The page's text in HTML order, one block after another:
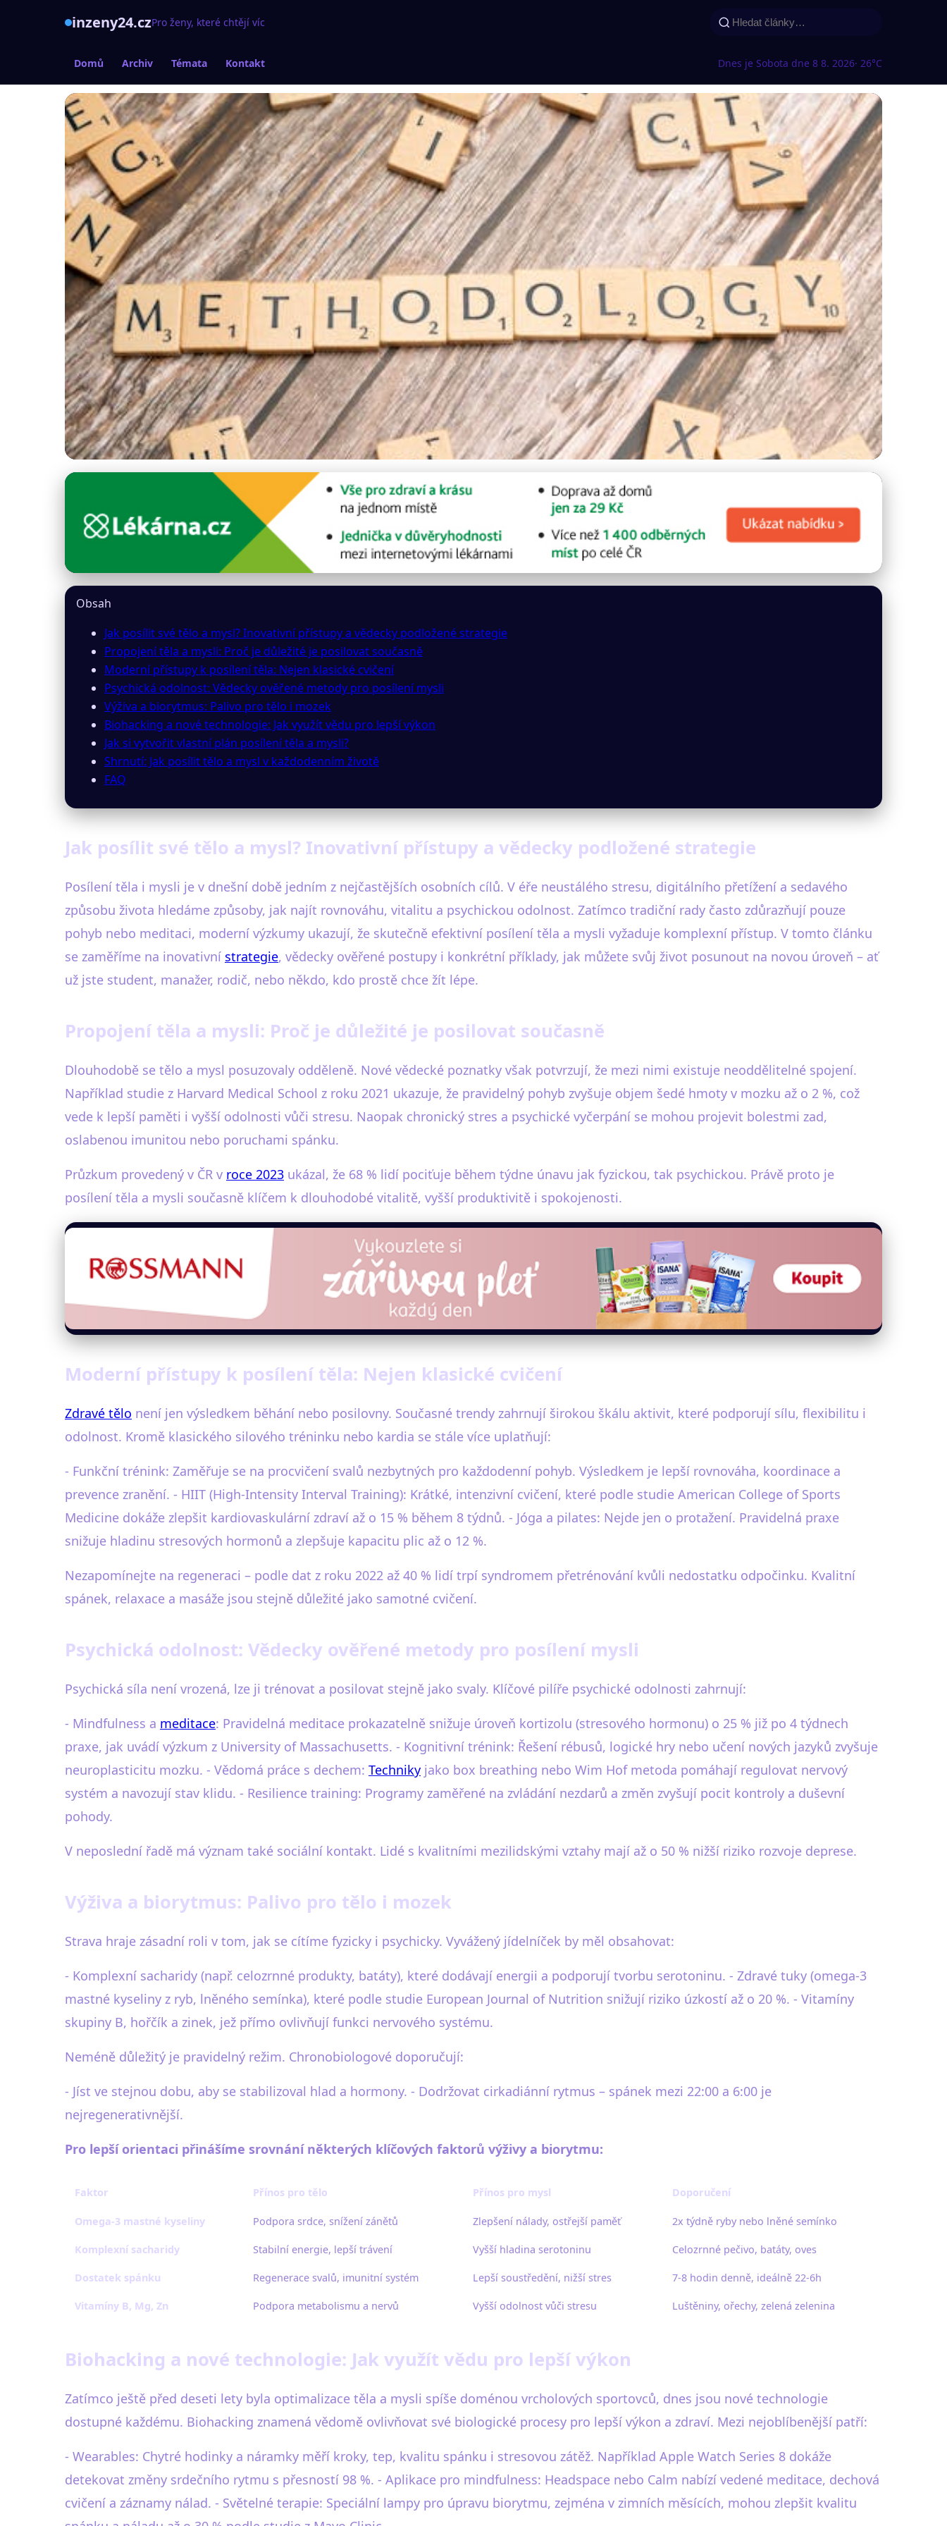
inzeny24.czPro ženy, které chtějí víc
Domů Archiv Témata Kontakt Dnes je Sobota dne 8 8. 2026· 26°C
Posilujte tělo a mysl: Efektivní strategie a vědecké metody
· 9 min čtení · Autor: Jana Pavlíková
Obsah
Jak posílit své tělo a mysl? Inovativní přístupy a vědecky podložené strategie
Propojení těla a mysli: Proč je důležité je posilovat současně
Moderní přístupy k posílení těla: Nejen klasické cvičení
Psychická odolnost: Vědecky ověřené metody pro posílení mysli
Výživa a biorytmus: Palivo pro tělo i mozek
Biohacking a nové technologie: Jak využít vědu pro lepší výkon
Jak si vytvořit vlastní plán posílení těla a mysli?
Shrnutí: Jak posílit tělo a mysl v každodenním životě
FAQ
Jak posílit své tělo a mysl? Inovativní přístupy a vědecky podložené strategie
Posílení těla i mysli je v dnešní době jedním z nejčastějších osobních cílů. V éře neustálého stresu, digitálního přetížení a sedavého
způsobu života hledáme způsoby, jak najít rovnováhu, vitalitu a psychickou odolnost. Zatímco tradiční rady často zdůrazňují pouze
pohyb nebo meditaci, moderní výzkumy ukazují, že skutečně efektivní posílení těla a mysli vyžaduje komplexní přístup. V tomto článku
se zaměříme na inovativní strategie, vědecky ověřené postupy i konkrétní příklady, jak můžete svůj život posunout na novou úroveň – ať
už jste student, manažer, rodič, nebo někdo, kdo prostě chce žít lépe.
Propojení těla a mysli: Proč je důležité je posilovat současně
Dlouhodobě se tělo a mysl posuzovaly odděleně. Nové vědecké poznatky však potvrzují, že mezi nimi existuje neoddělitelné spojení.
Například studie z Harvard Medical School z roku 2021 ukazuje, že pravidelný pohyb zvyšuje objem šedé hmoty v mozku až o 2 %, což
vede k lepší paměti i vyšší odolnosti vůči stresu. Naopak chronický stres a psychické vyčerpání se mohou projevit bolestmi zad,
oslabenou imunitou nebo poruchami spánku.
Průzkum provedený v ČR v roce 2023 ukázal, že 68 % lidí pociťuje během týdne únavu jak fyzickou, tak psychickou. Právě proto je
posílení těla a mysli současně klíčem k dlouhodobé vitalitě, vyšší produktivitě i spokojenosti.
Moderní přístupy k posílení těla: Nejen klasické cvičení
Zdravé tělo není jen výsledkem běhání nebo posilovny. Současné trendy zahrnují širokou škálu aktivit, které podporují sílu, flexibilitu i
odolnost. Kromě klasického silového tréninku nebo kardia se stále více uplatňují:
- Funkční trénink: Zaměřuje se na procvičení svalů nezbytných pro každodenní pohyb. Výsledkem je lepší rovnováha, koordinace a
prevence zranění. - HIIT (High-Intensity Interval Training): Krátké, intenzivní cvičení, které podle studie American College of Sports
Medicine dokáže zlepšit kardiovaskulární zdraví až o 15 % během 8 týdnů. - Jóga a pilates: Nejde jen o protažení. Pravidelná praxe
snižuje hladinu stresových hormonů a zlepšuje kapacitu plic až o 12 %.
Nezapomínejte na regeneraci – podle dat z roku 2022 až 40 % lidí trpí syndromem přetrénování kvůli nedostatku odpočinku. Kvalitní
spánek, relaxace a masáže jsou stejně důležité jako samotné cvičení.
Psychická odolnost: Vědecky ověřené metody pro posílení mysli
Psychická síla není vrozená, lze ji trénovat a posilovat stejně jako svaly. Klíčové pilíře psychické odolnosti zahrnují:
- Mindfulness a meditace: Pravidelná meditace prokazatelně snižuje úroveň kortizolu (stresového hormonu) o 25 % již po 4 týdnech
praxe, jak uvádí výzkum z University of Massachusetts. - Kognitivní trénink: Řešení rébusů, logické hry nebo učení nových jazyků zvyšuje
neuroplasticitu mozku. - Vědomá práce s dechem: Techniky jako box breathing nebo Wim Hof metoda pomáhají regulovat nervový
systém a navozují stav klidu. - Resilience training: Programy zaměřené na zvládání nezdarů a změn zvyšují pocit kontroly a duševní
pohody.
V neposlední řadě má význam také sociální kontakt. Lidé s kvalitními mezilidskými vztahy mají až o 50 % nižší riziko rozvoje deprese.
Výživa a biorytmus: Palivo pro tělo i mozek
Strava hraje zásadní roli v tom, jak se cítíme fyzicky i psychicky. Vyvážený jídelníček by měl obsahovat:
- Komplexní sacharidy (např. celozrnné produkty, batáty), které dodávají energii a podporují tvorbu serotoninu. - Zdravé tuky (omega-3
mastné kyseliny z ryb, lněného semínka), které podle studie European Journal of Nutrition snižují riziko úzkostí až o 20 %. - Vitamíny
skupiny B, hořčík a zinek, jež přímo ovlivňují funkci nervového systému.
Neméně důležitý je pravidelný režim. Chronobiologové doporučují:
- Jíst ve stejnou dobu, aby se stabilizoval hlad a hormony. - Dodržovat cirkadiánní rytmus – spánek mezi 22:00 a 6:00 je
nejregenerativnější.
Pro lepší orientaci přinášíme srovnání některých klíčových faktorů výživy a biorytmu:
Faktor Přínos pro tělo Přínos pro mysl Doporučení
Omega-3 mastné kyseliny Podpora srdce, snížení zánětů Zlepšení nálady, ostřejší paměť 2x týdně ryby nebo lněné semínko
Komplexní sacharidy Stabilní energie, lepší trávení Vyšší hladina serotoninu Celozrnné pečivo, batáty, oves
Dostatek spánku Regenerace svalů, imunitní systém Lepší soustředění, nižší stres 7-8 hodin denně, ideálně 22-6h
Vitamíny B, Mg, Zn Podpora metabolismu a nervů Vyšší odolnost vůči stresu Luštěniny, ořechy, zelená zelenina
Biohacking a nové technologie: Jak využít vědu pro lepší výkon
Zatímco ještě před deseti lety byla optimalizace těla a mysli spíše doménou vrcholových sportovců, dnes jsou nové technologie
dostupné každému. Biohacking znamená vědomě ovlivňovat své biologické procesy pro lepší výkon a zdraví. Mezi nejoblíbenější patří:
- Wearables: Chytré hodinky a náramky měří kroky, tep, kvalitu spánku i stresovou zátěž. Například Apple Watch Series 8 dokáže
detekovat změny srdečního rytmu s přesností 98 %. - Aplikace pro mindfulness: Headspace nebo Calm nabízí vedené meditace, dechová
cvičení a záznamy nálad. - Světelné terapie: Speciální lampy pro úpravu biorytmu, zejména v zimních měsících, mohou zlepšit kvalitu